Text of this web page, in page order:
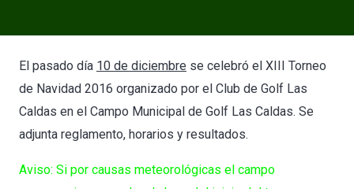
El pasado día 10 de diciembre se celebró el XIII Torneo
de Navidad 2016 organizado por el Club de Golf Las
Caldas en el Campo Municipal de Golf Las Caldas. Se
adjunta reglamento, horarios y resultados.
Aviso: Si por causas meteorológicas el campo